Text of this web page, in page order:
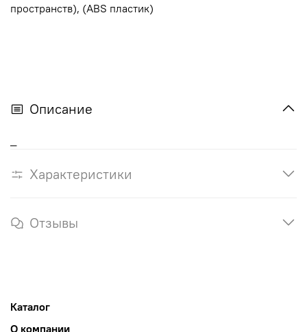
пространств), (ABS пластик)
Описание
Характеристики
Отзывы
Каталог
О компании